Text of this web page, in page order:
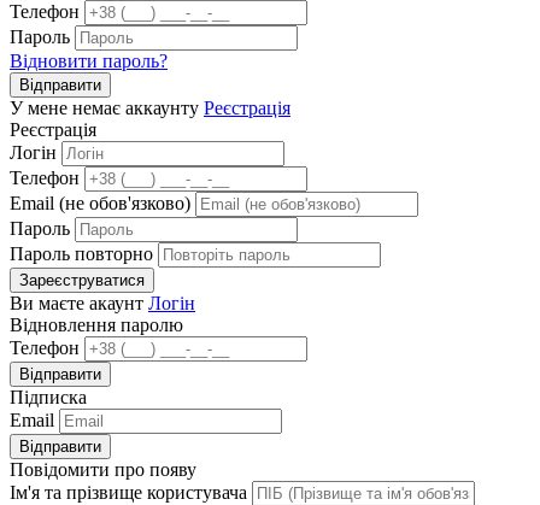
Телефон
Пароль
Відновити пароль?
Відправити
У мене немає аккаунту Реєстрація
Реєстрація
Логін
Телефон
Email (не обов'язково)
Пароль
Пароль повторно
Зареєструватися
Ви маєте акаунт Логін
Відновлення паролю
Телефон
Відправити
Підписка
Email
Відправити
Повідомити про появу
Ім'я та прізвище користувача